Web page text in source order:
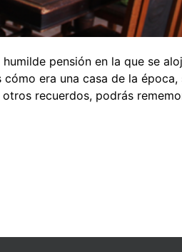
pensión en la que se
era una casa de la
recuerdos, podrás